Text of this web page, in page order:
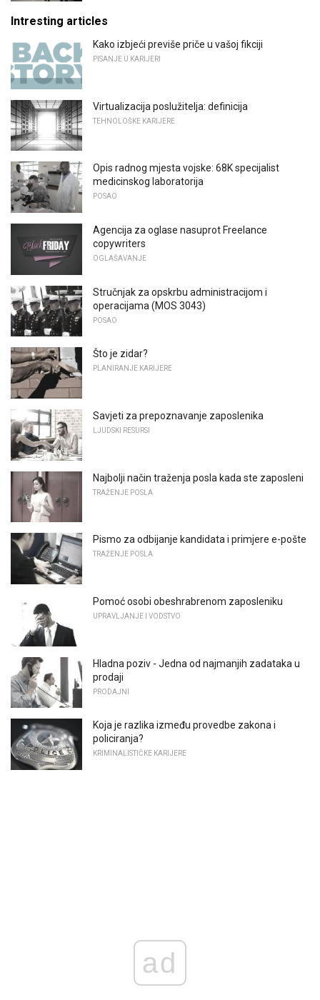
Intresting articles
Kako izbjeći previše priče u vašoj fikciji
PISANJE U KARIJERI
Virtualizacija poslužitelja: definicija
TEHNOLOŠKE KARIJERE
Opis radnog mjesta vojske: 68K specijalist
medicinskog laboratorija
POSAO
Agencija za oglase nasuprot Freelance
copywriters
OGLAŠAVANJE
Stručnjak za opskrbu administracijom i
operacijama (MOS 3043)
POSAO
Što je zidar?
PLANIRANJE KARIJERE
Savjeti za prepoznavanje zaposlenika
LJUDSKI RESURSI
Najbolji način traženja posla kada ste zaposleni
TRAŽENJE POSLA
Pismo za odbijanje kandidata i primjere e-pošte
TRAŽENJE POSLA
Pomoć osobi obeshrabrenom zaposleniku
UPRAVLJANJE I VODSTVO
Hladna poziv - Jedna od najmanjih zadataka u
prodaji
PRODAJNI
Koja je razlika između provedbe zakona i
policiranja?
KRIMINALISTIČKE KARIJERE
ad